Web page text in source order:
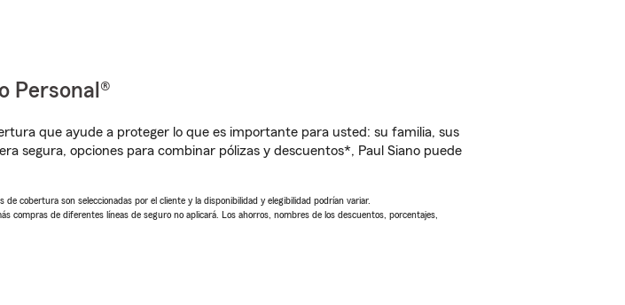
Personal®
que ayude a proteger lo que es importante para usted: su familia, sus
segura, opciones para combinar pólizas y descuentos*, Paul Siano puede
cobertura son seleccionadas por el cliente y la disponibilidad y elegibilidad podrían variar.
compras de diferentes líneas de seguro no aplicará. Los ahorros, nombres de los descuentos, porcentajes,